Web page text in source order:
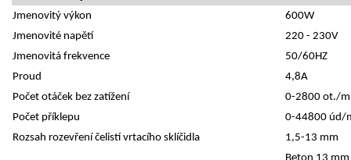
Jmenovitý výkon
600W
Jmenovité napětí
220 - 230V
Jmenovitá frekvence
50/60HZ
Proud
4,8A
Počet otáček bez zatížení
0-2800 ot./
Počet příklepu
0-44800 úd/
Rozsah rozevření čelistí vrtacího sklíčidla
1,5-13 mm